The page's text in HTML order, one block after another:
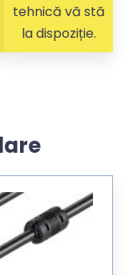
tehnică vă stă
la dispoziție.